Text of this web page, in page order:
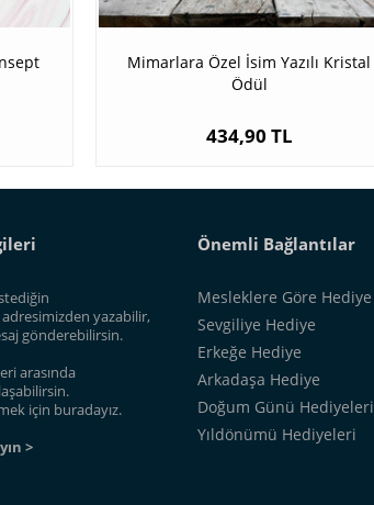
Mimarlara Özel İsim Yazılı Kristal
Ödül
434,90 TL
Önemli Bağlantılar
yazabilir,
gönderebilirsin.
arasında
için buradayız.
>
Mesleklere Göre Hediye
Sevgiliye Hediye
Erkeğe Hediye
Arkadaşa Hediye
Doğum Günü Hediyeleri
Yıldönümü Hediyeleri